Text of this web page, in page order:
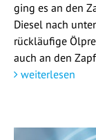
ging es an den
Diesel nach
rückläufige
auch an den
weiterlesen